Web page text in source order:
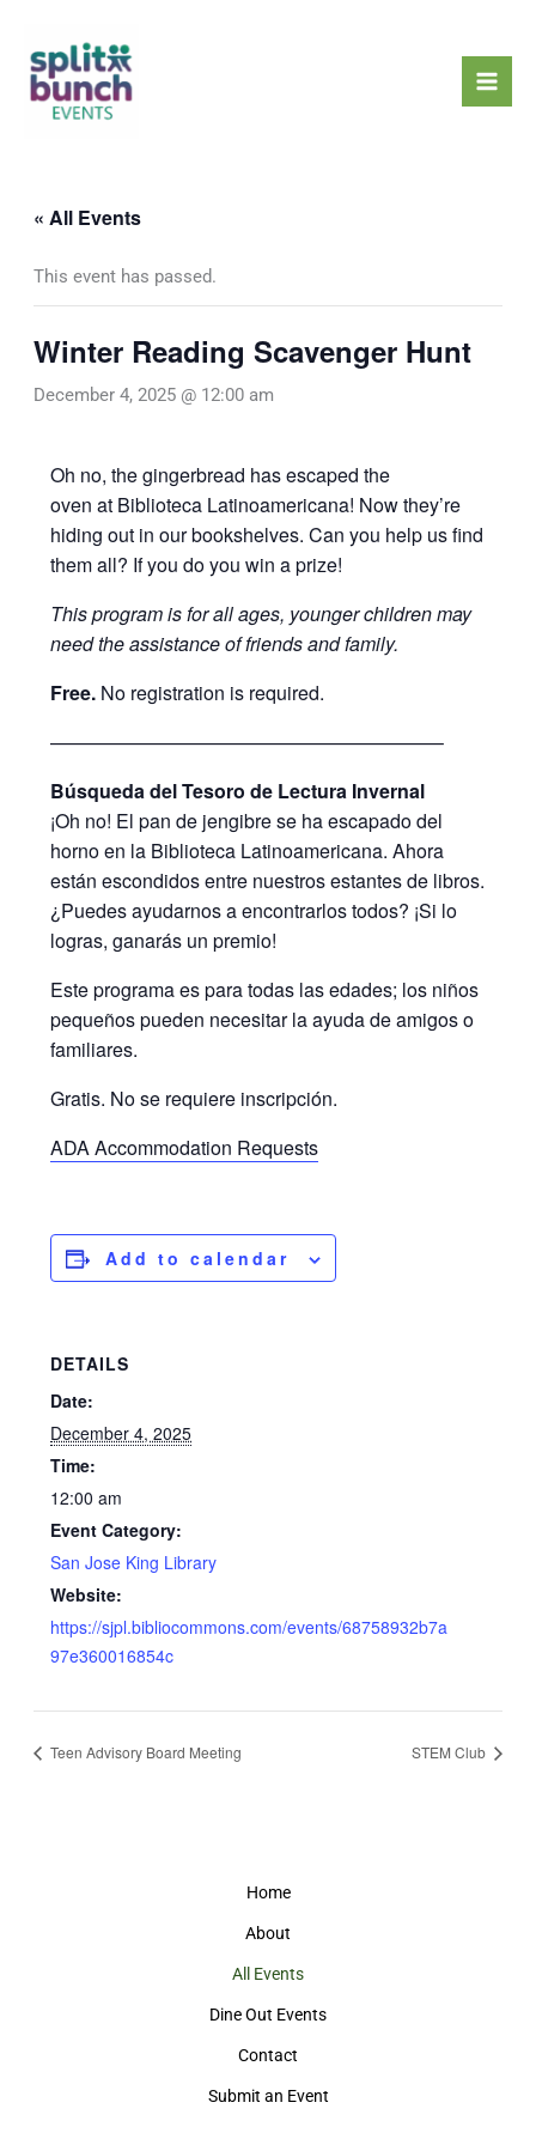
content
« All Events
This event has passed.
Winter Reading Scavenger Hunt
December 4, 2025 @ 12:00 am
Oh no, the gingerbread has escaped the
oven at Biblioteca Latinoamericana! Now they’re
hiding out in our bookshelves. Can you help us find
them all? If you do you win a prize!
This program is for all ages, younger children may
need the assistance of friends and family.
Free. No registration is required.
————————————————————–
Búsqueda del Tesoro de Lectura Invernal
¡Oh no! El pan de jengibre se ha escapado del
horno en la Biblioteca Latinoamericana. Ahora
están escondidos entre nuestros estantes de libros.
¿Puedes ayudarnos a encontrarlos todos? ¡Si lo
logras, ganarás un premio!
Este programa es para todas las edades; los niños
pequeños pueden necesitar la ayuda de amigos o
familiares.
Gratis. No se requiere inscripción.
ADA Accommodation Requests
Add to calendar
DETAILS
Date:
December 4, 2025
Time:
12:00 am
Event Category:
San Jose King Library
Website:
https://sjpl.bibliocommons.com/events/68758932b7a
97e360016854c
Teen Advisory Board Meeting STEM Club
Home
About
All Events
Dine Out Events
Contact
Submit an Event